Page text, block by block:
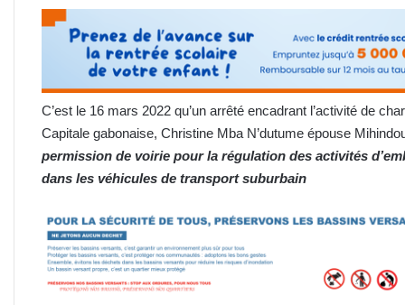
C’est le 16 mars 2022 qu’un arrêté encadrant l’activité de
Capitale gabonaise, Christine Mba N’dutume épouse
permission de voirie pour la régulation des activités
dans les véhicules de transport suburbain